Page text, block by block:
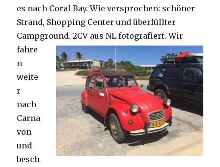
es nach Coral Bay. Wie versprochen: schöner
Strand, Shopping Center und überfüllter
Campground.2CV aus NL fotografiert. Wir
fahre
n
weite
r
nach
Carna
von
und
besch